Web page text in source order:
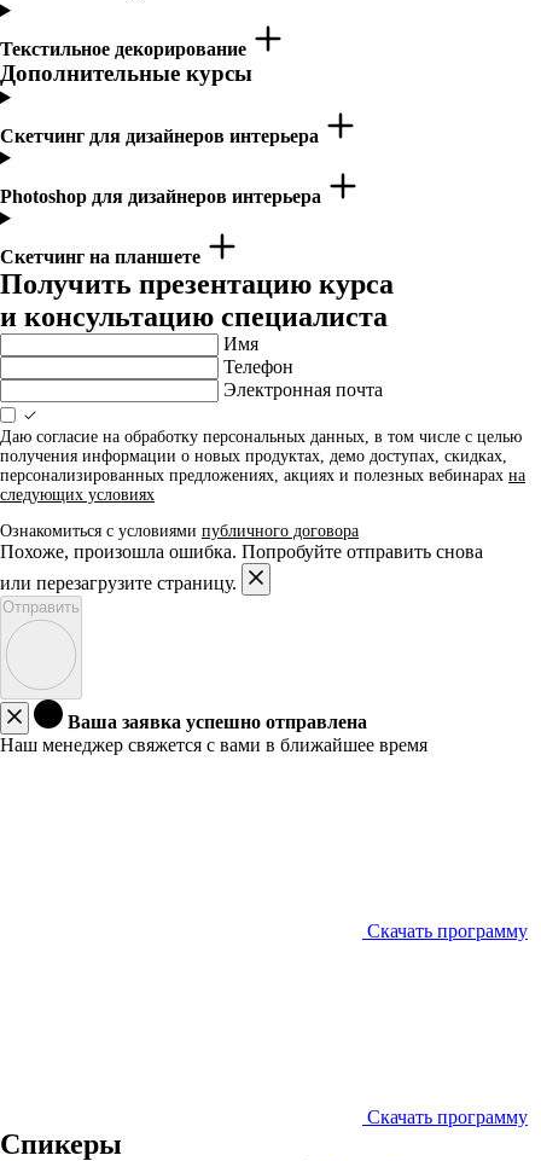
Текстильное декорирование
Дополнительные курсы
Скетчинг для дизайнеров интерьера
Photoshop для дизайнеров интерьера
Скетчинг на планшете
Получить презентацию курса
и консультацию специалиста
Имя
Телефон
Электронная почта
Даю согласие на обработку персональных данных, в том числе с целью
получения информации о новых продуктах, демо доступах, скидках,
персонализированных предложениях, акциях и полезных вебинарах на
следующих условиях
Ознакомиться с условиями публичного договора
Похоже, произошла ошибка. Попробуйте отправить снова
или перезагрузите страницу.
Отправить
Ваша заявка успешно отправлена
Наш менеджер свяжется с вами в ближайшее время
Скачать программу
Скачать программу
Спикеры